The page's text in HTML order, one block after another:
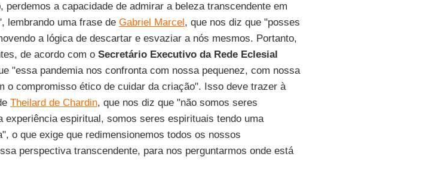
perdemos a capacidade de admirar a beleza transcendente em
lembrando uma frase de Gabriel Marcel, que nos diz que "posses
a lógica de descartar e esvaziar a nós mesmos. Portanto,
de acordo com o Secretário Executivo da Rede Eclesial
"essa pandemia nos confronta com nossa pequenez, com nossa
o compromisso ético de cuidar da criação". Isso deve trazer à
Theilard de Chardin, que nos diz que "não somos seres
experiência espiritual, somos seres espirituais tendo uma
o que exige que redimensionemos todos os nossos
perspectiva transcendente, para nos perguntarmos onde está